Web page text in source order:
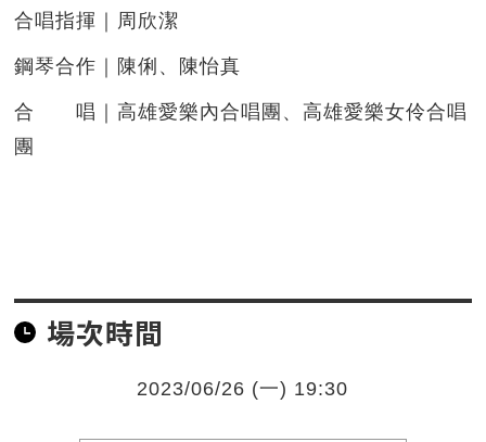
合唱指揮｜周欣潔
鋼琴合作｜陳俐、陳怡真
合 唱｜高雄愛樂內合唱團、高雄愛樂女伶合唱
團
場次時間
2023/06/26 (一) 19:30